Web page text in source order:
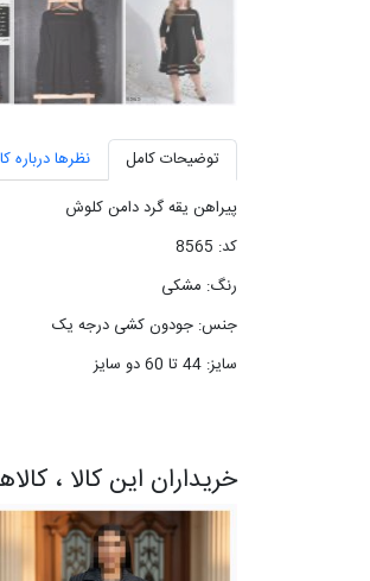
توضیحات کامل
نظرها درباره
پیراهن یقه گرد دامن کلوش
کد: 8565
رنگ: مشکی
جنس: جودون کشی درجه یک
سایز: 44 تا 60 دو سایز
خریداران این کالا ،